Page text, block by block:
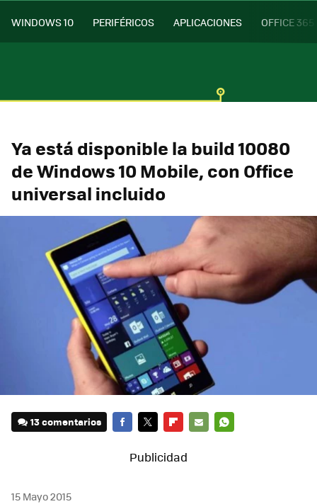
WINDOWS 10 PERIFÉRICOS APLICACIONES OFFICE 365
Ya está disponible la build 10080
de Windows 10 Mobile, con Office
universal incluido
13 comentarios
15 Mayo 2015